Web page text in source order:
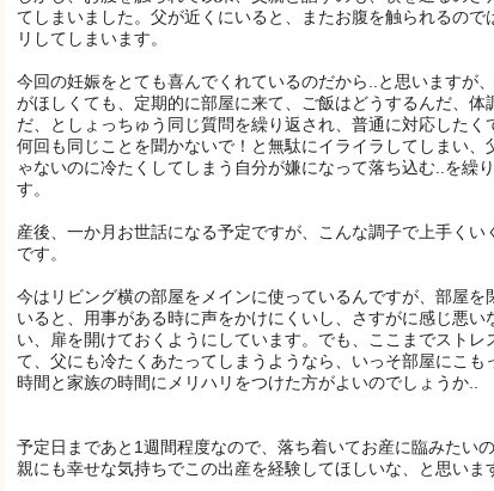
てしまいました。父が近くにいると、またお腹を触られるので
リしてしまいます。
今回の妊娠をとても喜んでくれているのだから..と思いますが
がほしくても、定期的に部屋に来て、ご飯はどうするんだ、体
だ、としょっちゅう同じ質問を繰り返され、普通に対応したく
何回も同じことを聞かないで！と無駄にイライラしてしまい、
ゃないのに冷たくしてしまう自分が嫌になって落ち込む..を繰
す。
産後、一か月お世話になる予定ですが、こんな調子で上手くい
です。
今はリビング横の部屋をメインに使っているんですが、部屋を
いると、用事がある時に声をかけにくいし、さすがに感じ悪い
い、扉を開けておくようにしています。でも、ここまでストレ
て、父にも冷たくあたってしまうようなら、いっそ部屋にこも
時間と家族の時間にメリハリをつけた方がよいのでしょうか..
予定日まであと1週間程度なので、落ち着いてお産に臨みたい
親にも幸せな気持ちでこの出産を経験してほしいな、と思いま